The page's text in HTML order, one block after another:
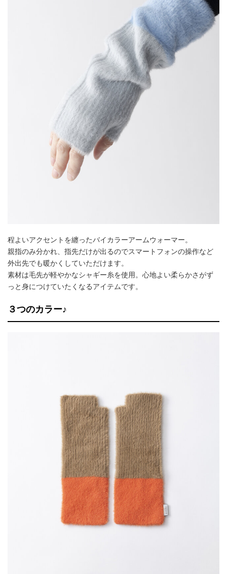
程よいアクセントを纏ったバイカラーアームウォーマー。
親指のみ分かれ、指先だけが出るのでスマートフォンの操作など
外出先でも暖かくしていただけます。
素材は毛先が軽やかなシャギー糸を使用。心地よい柔らかさがず
っと身につけていたくなるアイテムです。
３つのカラー♪